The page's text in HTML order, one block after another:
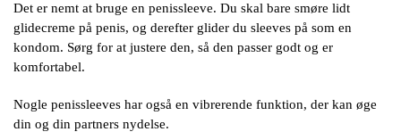
Det er nemt at bruge en penissleeve. Du skal bare smøre lidt
glidecreme på penis, og derefter glider du sleeves på som en
kondom. Sørg for at justere den, så den passer godt og er
komfortabel.
Nogle penissleeves har også en vibrerende funktion, der kan øge
din og din partners nydelse.